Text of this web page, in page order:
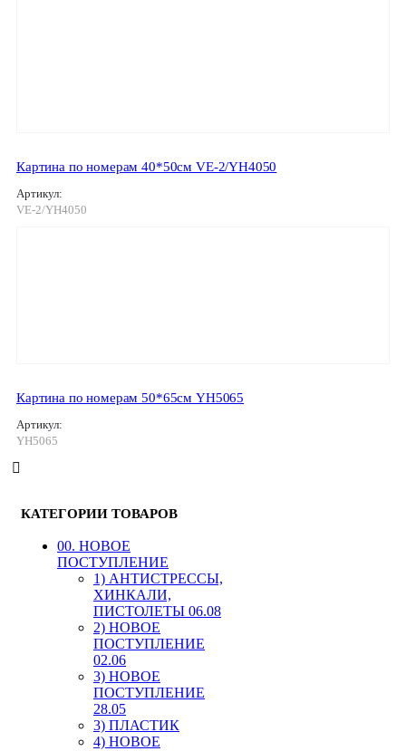
Картина по номерам 40*50см VE-2/YH4050
Артикул:
VE-2/YH4050
Картина по номерам 50*65см YH5065
Артикул:
YH5065
КАТЕГОРИИ ТОВАРОВ
00. HОВОЕ
ПОСТУПЛЕНИЕ
1) АНТИСТРЕССЫ,
ХИНКАЛИ,
ПИСТОЛЕТЫ 06.08
2) НОВОЕ
ПОСТУПЛЕНИЕ
02.06
3) НОВОЕ
ПОСТУПЛЕНИЕ
28.05
3) ПЛАСТИК
4) НОВОЕ